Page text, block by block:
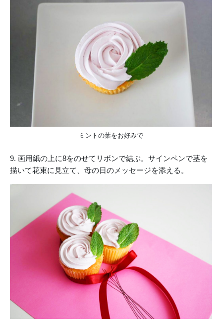
ミントの葉をお好みで
9. 画用紙の上に8をのせてリボンで結ぶ。サインペンで茎を
描いて花束に見立て、母の日のメッセージを添える。